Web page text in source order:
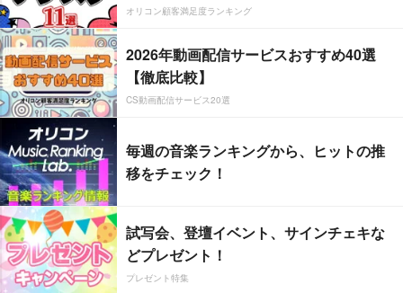
オリコン顧客満足度ランキング
2026年動画配信サービスおすすめ40選
【徹底比較】
CS動画配信サービス20選
毎週の音楽ランキングから、ヒットの推
移をチェック！
試写会、登壇イベント、サインチェキな
どプレゼント！
プレゼント特集